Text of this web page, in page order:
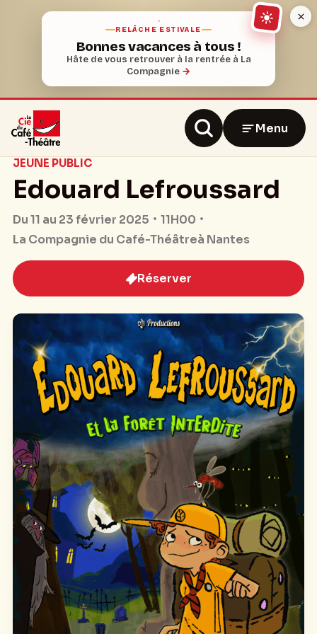
RELÂCHE ESTIVALE
Bonnes vacances à tous !
Hâte de vous retrouver à la rentrée à La
Compagnie →
Menu
JEUNE PUBLIC
Edouard Lefroussard
Du 11 au 23 février 2025
11H00
La Compagnie du Café-Théâtreà Nantes
Réserver